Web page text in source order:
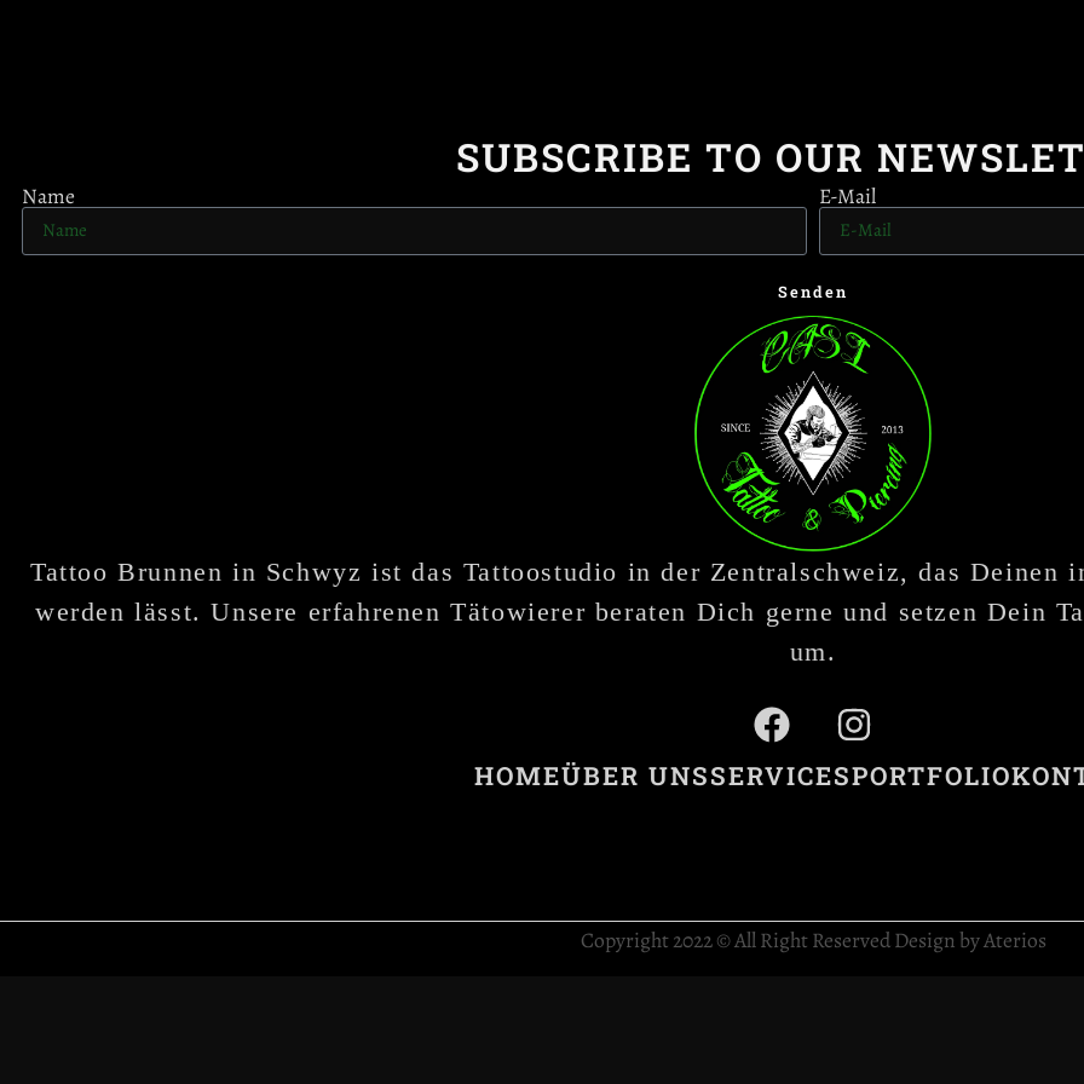
SUBSCRIBE TO OUR
Name E-Mail
Senden
Tattoo Brunnen in Schwyz ist das Tattoostudio in der Zentralschweiz, das
werden lässt. Unsere erfahrenen Tätowierer beraten Dich gerne und setzen Dein
um.
HOMEÜBER UNSSERVICESPORTFOLIO
Copyright 2022 © All Right Reserved Design by Aterios